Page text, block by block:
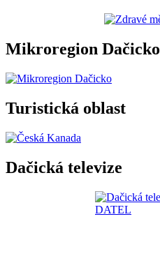
Mikroregion Dačicko
Turistická oblast
Dačická televize